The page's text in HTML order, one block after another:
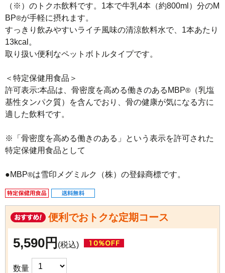
（※）のトクホ飲料です。1本で牛乳4本（約800ml）分のM
BP®が手軽に摂れます。
すっきり飲みやすいライチ風味の清涼飲料水で、1本あたり
13kcal。
取り扱い便利なペットボトルタイプです。
＜特定保健用食品＞
許可表示:本品は、骨密度を高める働きのあるMBP® （乳塩
基性タンパク質）を含んでおり、骨の健康が気になる方に
適した飲料です。
※「骨密度を高める働きのある」という表示を許可された
特定保健用食品として
●MBP®は雪印メグミルク（株）の登録商標です。
便利でおトクな定期コース
5,590円 (税込)
数量